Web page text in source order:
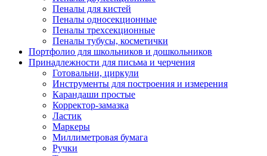
Пеналы для кистей
Пеналы односекционные
Пеналы трехсекционные
Пеналы тубусы, косметички
Портфолио для школьников и дошкольников
Принадлежности для письма и черчения
Готовальни, циркули
Инструменты для построения и измерения
Карандаши простые
Корректор-замазка
Ластик
Маркеры
Миллиметровая бумага
Ручки